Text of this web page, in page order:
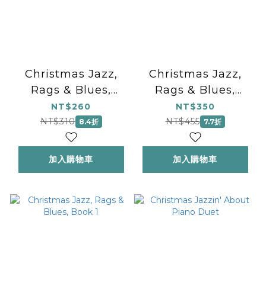
Christmas Jazz,
Rags & Blues,
Book 5
NT$260
NT$310 8.4折
加入購物車
Christmas Jazz,
Rags & Blues,
Book 2
NT$350
NT$455 7.7折
加入購物車